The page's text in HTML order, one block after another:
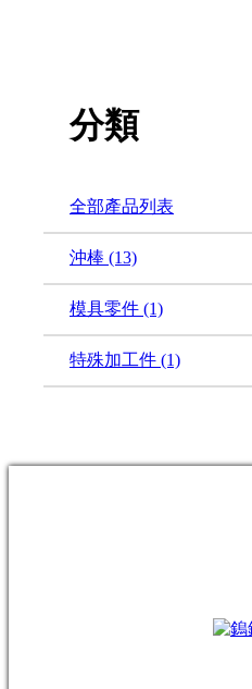
分類
全部產品列表
沖棒 (13)
模具零件 (1)
特殊加工件 (1)